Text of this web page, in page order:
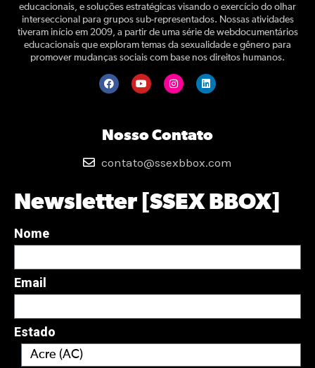
educacionais, e soluções estratégicas visando o exercício do olhar
interseccional para grupos sub-representados. Nossas atividades
tiveram início em 2009, a partir de uma série de webdocumentários
educacionais que exploram temas da sexualidade e gênero para
promover mudanças sociais com base nos direitos humanos.
Nosso Contato
contato@ssexbbox.com
Newsletter [SSEX BBOX]
Nome
Email
Estado